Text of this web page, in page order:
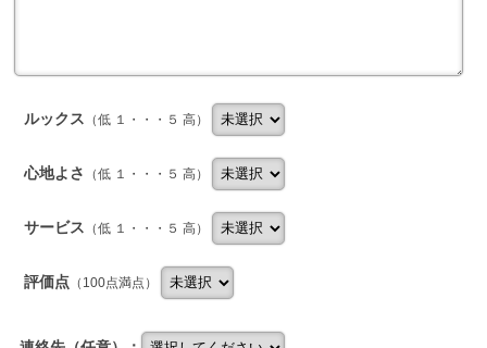
ルックス （低 １・・・５ 高）
心地よさ （低 １・・・５ 高）
サービス （低 １・・・５ 高）
評価点 （100点満点）